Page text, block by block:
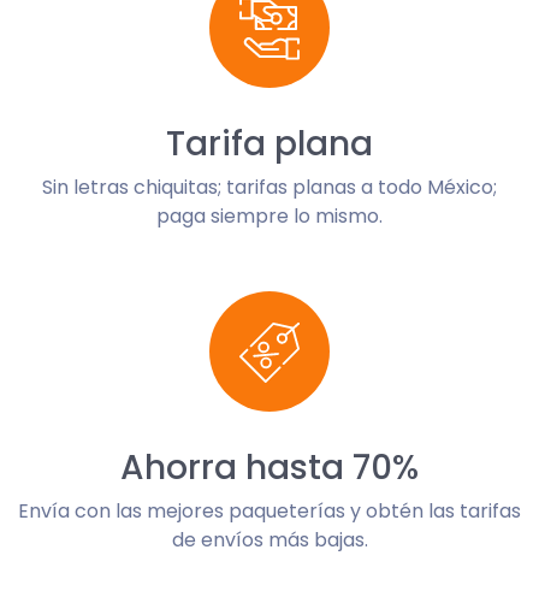
Tarifa plana
Sin letras chiquitas; tarifas planas a todo México;
paga siempre lo mismo.
Ahorra hasta 70%
Envía con las mejores paqueterías y obtén las tarifas
de envíos más bajas.